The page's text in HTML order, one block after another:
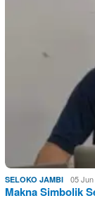
SELOKO JAMBI 05
Makna Simbolik